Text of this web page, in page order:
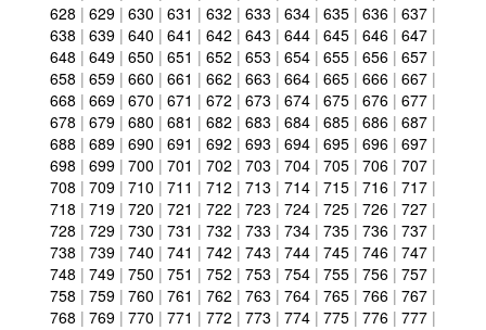
628 | 629 | 630 | 631 | 632 | 633 | 634 | 635 | 636 | 637 |
638 | 639 | 640 | 641 | 642 | 643 | 644 | 645 | 646 | 647 |
648 | 649 | 650 | 651 | 652 | 653 | 654 | 655 | 656 | 657 |
658 | 659 | 660 | 661 | 662 | 663 | 664 | 665 | 666 | 667 |
668 | 669 | 670 | 671 | 672 | 673 | 674 | 675 | 676 | 677 |
678 | 679 | 680 | 681 | 682 | 683 | 684 | 685 | 686 | 687 |
688 | 689 | 690 | 691 | 692 | 693 | 694 | 695 | 696 | 697 |
698 | 699 | 700 | 701 | 702 | 703 | 704 | 705 | 706 | 707 |
708 | 709 | 710 | 711 | 712 | 713 | 714 | 715 | 716 | 717 |
718 | 719 | 720 | 721 | 722 | 723 | 724 | 725 | 726 | 727 |
728 | 729 | 730 | 731 | 732 | 733 | 734 | 735 | 736 | 737 |
738 | 739 | 740 | 741 | 742 | 743 | 744 | 745 | 746 | 747 |
748 | 749 | 750 | 751 | 752 | 753 | 754 | 755 | 756 | 757 |
758 | 759 | 760 | 761 | 762 | 763 | 764 | 765 | 766 | 767 |
768 | 769 | 770 | 771 | 772 | 773 | 774 | 775 | 776 | 777 |